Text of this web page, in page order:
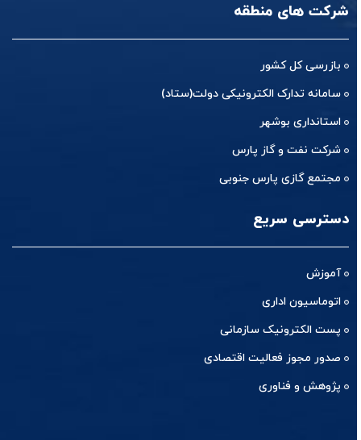
شرکت های منطقه
بازرسی کل کشور
سامانه تدارک الکترونیکی دولت(ستاد)
استانداری بوشهر
شرکت نفت و گاز پارس
مجتمع گازی پارس جنوبی
دسترسی سریع
آموزش
اتوماسیون اداری
پست الکترونیک سازمانی
صدور مجوز فعالیت اقتصادی
پژوهش و فناوری